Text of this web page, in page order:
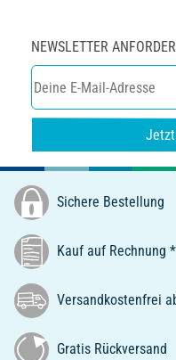
NEWSLETTER
Sichere Bestellung
Kauf auf Rechnung
Versandkostenfrei
Gratis Rückversand